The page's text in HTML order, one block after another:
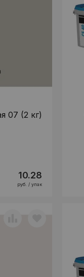
07 (2 кг)
10.28
руб. / упак